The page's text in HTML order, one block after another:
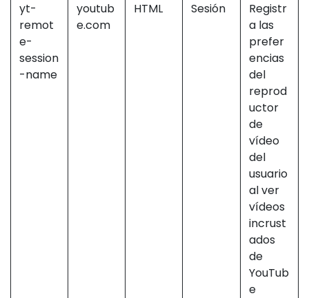
yt-
remot
e-
session
-name
youtub
e.com
HTML Sesión
Registr
a las
prefer
encias
del
reprod
uctor
de
vídeo
del
usuario
al ver
vídeos
incrust
ados
de
YouTub
e